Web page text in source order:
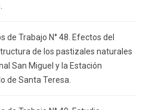
de Trabajo N° 48. Efectos del
de los pastizales naturales
San Miguel y la Estación
de Santa Teresa.